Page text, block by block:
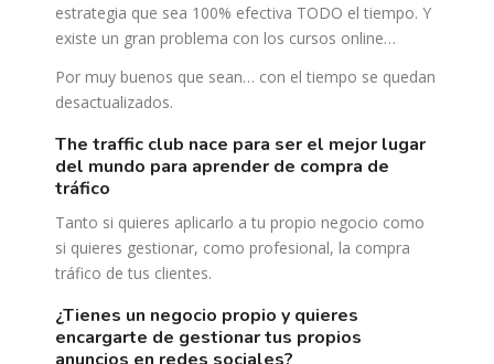
estrategia que sea 100% efectiva TODO el tiempo. Y
existe un gran problema con los cursos online…
Por muy buenos que sean… con el tiempo se quedan
desactualizados.
the traffic club nace para ser el mejor lugar
del mundo para aprender de compra de
tráfico
Tanto si quieres aplicarlo a tu propio negocio como
si quieres gestionar, como profesional, la compra
tráfico de tus clientes.
¿tienes un negocio propio y quieres
encargarte de gestionar tus propios